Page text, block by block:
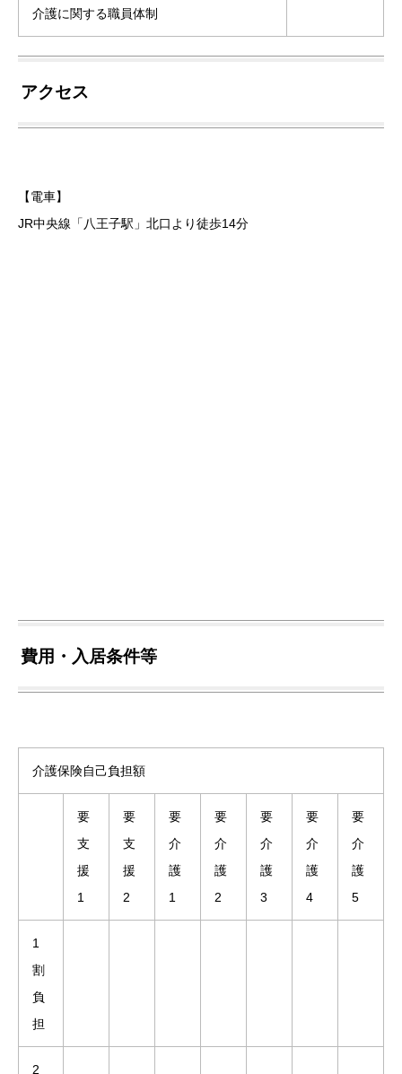
介護に関する職員体制
アクセス
【電車】
JR中央線「八王子駅」北口より徒歩14分
費用・入居条件等
介護保険自己負担額
要
支
援
1
要
支
援
2
要
介
護
1
要
介
護
2
要
介
護
3
要
介
護
4
要
介
護
5
1
割
負
担
2